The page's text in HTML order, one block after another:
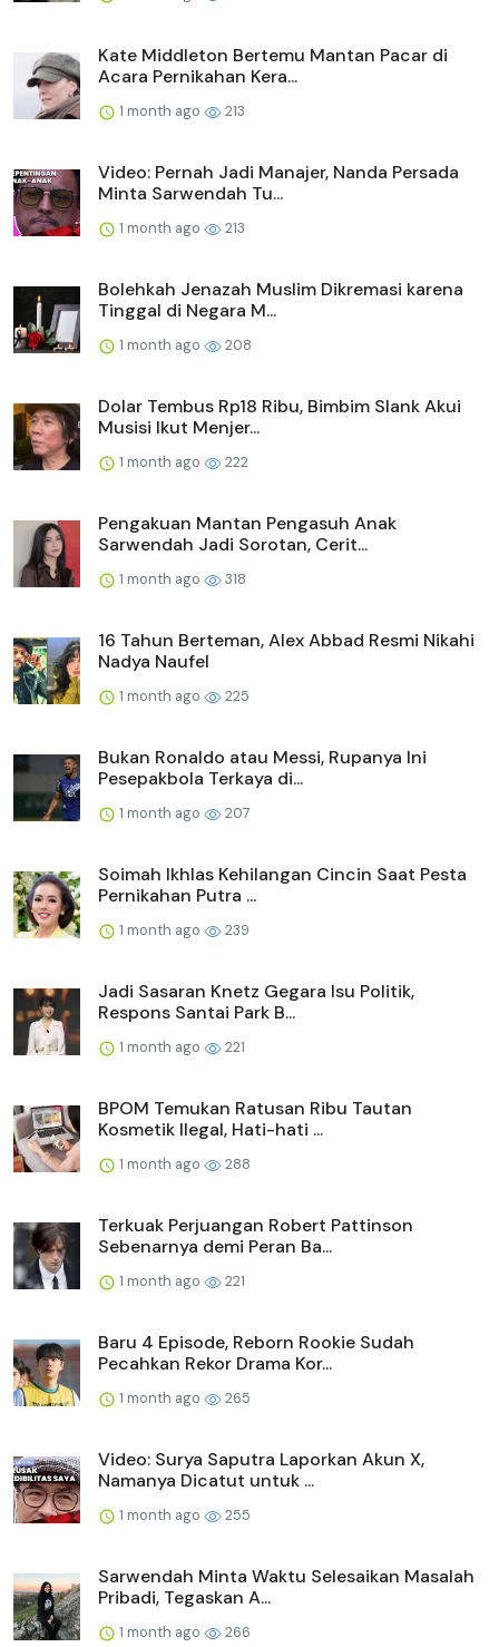
Kate Middleton Bertemu Mantan Pacar di
Acara Pernikahan Kera...
1 month ago 213
Video: Pernah Jadi Manajer, Nanda Persada
Minta Sarwendah Tu...
1 month ago 213
Bolehkah Jenazah Muslim Dikremasi karena
Tinggal di Negara M...
1 month ago 208
Dolar Tembus Rp18 Ribu, Bimbim Slank Akui
Musisi Ikut Menjer...
1 month ago 222
Pengakuan Mantan Pengasuh Anak
Sarwendah Jadi Sorotan, Cerit...
1 month ago 318
16 Tahun Berteman, Alex Abbad Resmi Nikahi
Nadya Naufel
1 month ago 225
Bukan Ronaldo atau Messi, Rupanya Ini
Pesepakbola Terkaya di...
1 month ago 207
Soimah Ikhlas Kehilangan Cincin Saat Pesta
Pernikahan Putra ...
1 month ago 239
Jadi Sasaran Knetz Gegara Isu Politik,
Respons Santai Park B...
1 month ago 221
BPOM Temukan Ratusan Ribu Tautan
Kosmetik Ilegal, Hati-hati ...
1 month ago 288
Terkuak Perjuangan Robert Pattinson
Sebenarnya demi Peran Ba...
1 month ago 221
Baru 4 Episode, Reborn Rookie Sudah
Pecahkan Rekor Drama Kor...
1 month ago 265
Video: Surya Saputra Laporkan Akun X,
Namanya Dicatut untuk ...
1 month ago 255
Sarwendah Minta Waktu Selesaikan Masalah
Pribadi, Tegaskan A...
1 month ago 266